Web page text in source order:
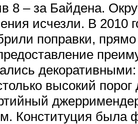
8 – за Байдена.
исчезли. В 2010
поправки,
высокий
Конституция была